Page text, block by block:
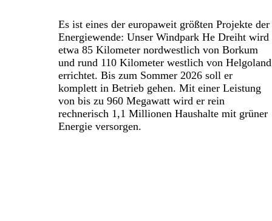
Es ist eines der europaweit größten Projekte der
Energie­wende: Unser Windpark He Dreiht wird
etwa 85 Kilometer nordwestlich von Borkum
und rund 110 Kilometer westlich von Helgoland
errichtet. Bis zum Sommer 2026 soll er
komplett in Betrieb gehen. Mit einer Leistung
von bis zu 960 Megawatt wird er rein
rechnerisch 1,1 Millionen Haushalte mit grüner
Energie versorgen.